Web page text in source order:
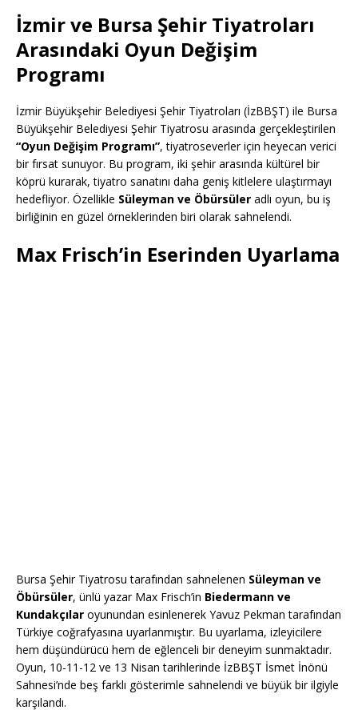
İzmir ve Bursa Şehir Tiyatroları
Arasındaki Oyun Değişim
Programı
İzmir Büyükşehir Belediyesi Şehir Tiyatroları (İzBBŞT) ile Bursa
Büyükşehir Belediyesi Şehir Tiyatrosu arasında gerçekleştirilen
“Oyun Değişim Programı”, tiyatroseverler için heyecan verici
bir fırsat sunuyor. Bu program, iki şehir arasında kültürel bir
köprü kurarak, tiyatro sanatını daha geniş kitlelere ulaştırmayı
hedefliyor. Özellikle Süleyman ve Öbürsüler adlı oyun, bu iş
birliğinin en güzel örneklerinden biri olarak sahnelendi.
Max Frisch’in Eserinden Uyarlama
Bursa Şehir Tiyatrosu tarafından sahnelenen Süleyman ve
Öbürsüler, ünlü yazar Max Frisch’in Biedermann ve
Kundakçılar oyunundan esinlenerek Yavuz Pekman tarafından
Türkiye coğrafyasına uyarlanmıştır. Bu uyarlama, izleyicilere
hem düşündürücü hem de eğlenceli bir deneyim sunmaktadır.
Oyun, 10-11-12 ve 13 Nisan tarihlerinde İzBBŞT İsmet İnönü
Sahnesi’nde beş farklı gösterimle sahnelendi ve büyük bir ilgiyle
karşılandı.